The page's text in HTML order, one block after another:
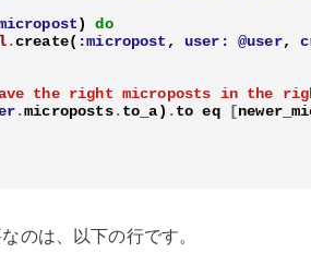
)
do
.create( :micropost , user: @user,
the right microposts in the
.microposts.to_a) .to eq [
のは、以下の行です。